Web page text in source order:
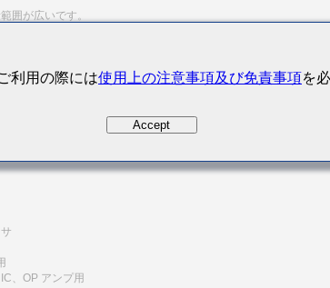
囲が広いです。
さく、ノイズ吸収性にすぐれています。
、OP アンプ用
利用の際には使用上の注意事項及び免責事項を
Accept